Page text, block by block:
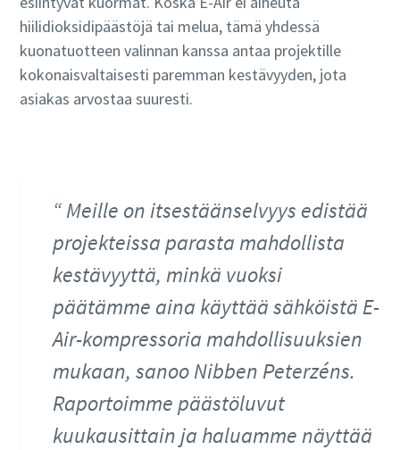
hiilidioksidipäästöjä tai melua, tämä yhdessä
kuonatuotteen valinnan kanssa antaa projektille
kokonaisvaltaisesti paremman kestävyyden, jota
asiakas arvostaa suuresti.
Meille on itsestäänselvyys edistää
projekteissa parasta mahdollista
kestävyyttä, minkä vuoksi
päätämme aina käyttää sähköistä E-
Air-kompressoria mahdollisuuksien
mukaan, sanoo Nibben Peterzéns.
Raportoimme päästöluvut
kuukausittain ja haluamme näyttää